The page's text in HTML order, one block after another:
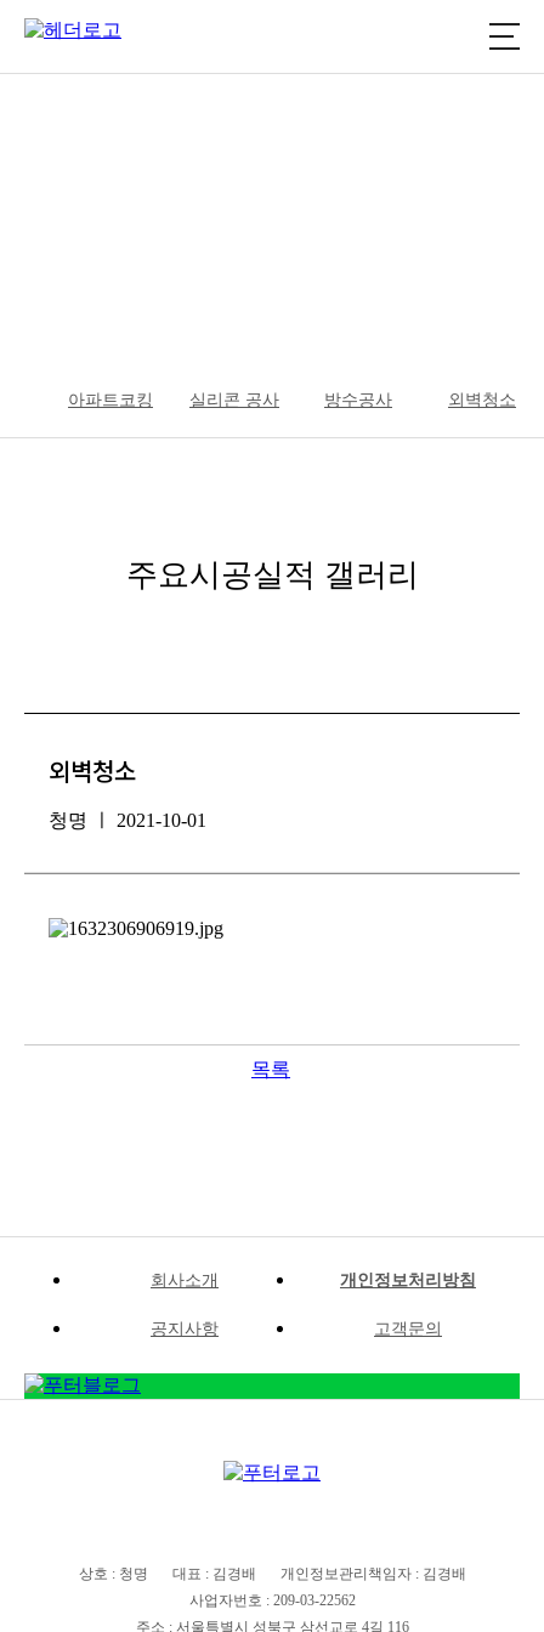
아파트코킹 실리콘 공사 방수공사 외벽청소
주요시공실적 갤러리
외벽청소
청명 ㅣ 2021-10-01
목록
회사소개 개인정보처리방침
공지사항 고객문의
상호 : 청명 대표 : 김경배
개인정보관리책임자 : 김경배
사업자번호 : 209-03-22562
주소 : 서울특별시 성북구 삼선교로 4길 116